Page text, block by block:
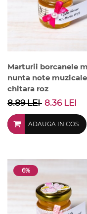
Marturii borcanele
nunta note
chitara roz
8.89 LEI 8.36 LEI
ADAUGA IN COS
6%